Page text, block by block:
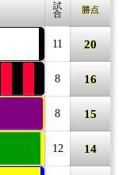
試
合
勝点
11 20
8 16
8 15
12 14